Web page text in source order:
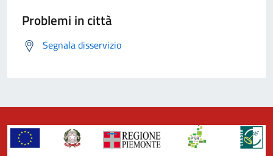
Problemi in città
Segnala disservizio